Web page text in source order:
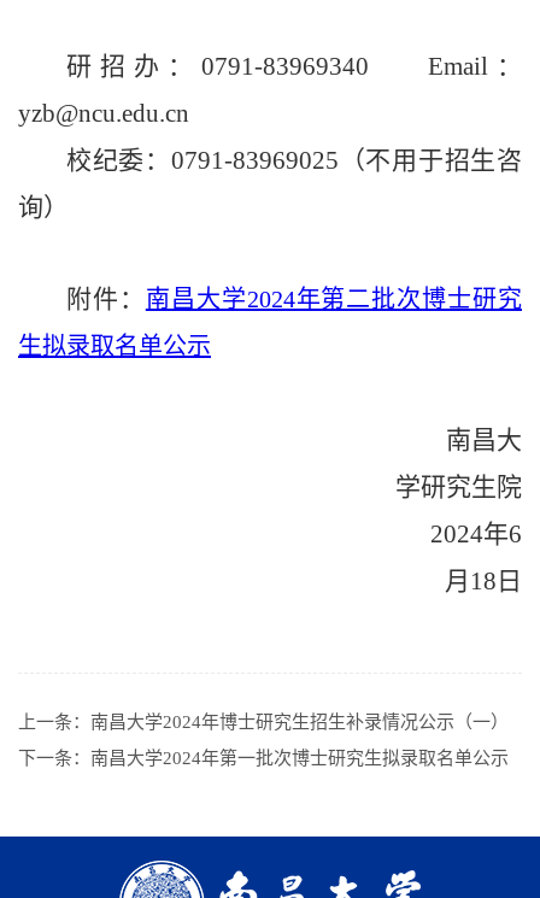
研招办：0791-83969340 Email：
yzb@ncu.edu.cn
校纪委： 0791-83969025（不用于招生咨
询）
附件： 南昌大学2024年第二批次博士研究
生拟录取名单公示
南昌大
学研究生院
2024年6
月 18 日
上一条： 南昌大学2024年博士研究生招生补录情况公示（一）
下一条： 南昌大学2024年第一批次博士研究生拟录取名单公示